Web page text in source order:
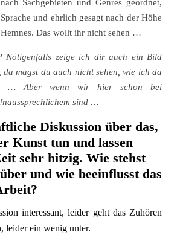
Sachgebieten und Genres geordnet,
und ehrlich gesagt nach der Höhe
Das wollt ihr nicht sehen …
Nötigenfalls zeige ich dir auch ein Bild
da magst du auch nicht sehen, wie ich da
… Aber wenn wir hier schon bei
sind …
Diskussion über das,
Kunst tun und lassen
sehr hitzig. Wie stehst
und wie beeinflusst das
interessant, leider geht das Zuhören
leider ein wenig unter.